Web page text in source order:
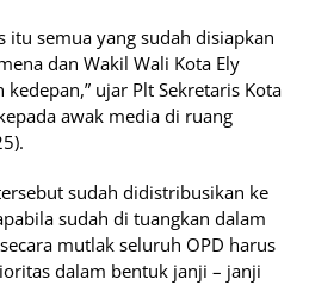
itu semua yang sudah disiapkan
dan Wakil Wali Kota Ely
ujar Plt Sekretaris Kota
awak media di ruang
sudah didistribusikan ke
sudah di tuangkan dalam
mutlak seluruh OPD harus
dalam bentuk janji – janji